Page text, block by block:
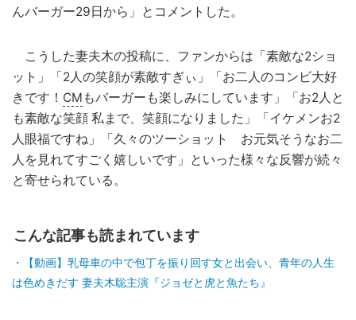
んバーガー29日から」とコメントした。
こうした妻夫木の投稿に、ファンからは「素敵な2ショ
ット」「2人の笑顔が素敵すぎぃ」「お二人のコンビ大好
きです！ CM もバーガーも楽しみにしています」「お2人と
も素敵な笑顔 私まで、笑顔になりました」「イケメンお2
人眼福ですね」「久々のツーショット お元気そうなお二
人を見れてすごく嬉しいです」といった様々な反響が続々
と寄せられている。
こんな記事も読まれています
【動画】乳母車の中で包丁を振り回す女と出会い、青年の人生
は色めきだす 妻夫木聡主演『ジョゼと虎と魚たち』